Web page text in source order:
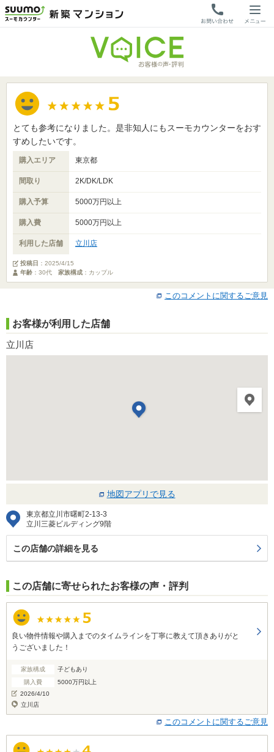
とても参考になりました。是非知人にもスーモカウンターをおす
すめしたいです。
購入エリア 東京都
間取り 2K/DK/LDK
購入予算 5000万円以上
購入費 5000万円以上
利用した店舗 立川店
投稿日 ： 2025/4/15
年齢 ：30代 家族構成 ：カップル
このコメントに関するご意見
お客様が利用した店舗
立川店
地図アプリで見る
東京都立川市曙町2-13-3
立川三菱ビルディング9階
この店舗の詳細を見る
この店舗に寄せられたお客様の声・評判
良い物件情報や購入までのタイムラインを丁寧に教えて頂きありがと
うございました！
家族構成
子どもあり
購入費
5000万円以上
2026/4/10
立川店
このコメントに関するご意見